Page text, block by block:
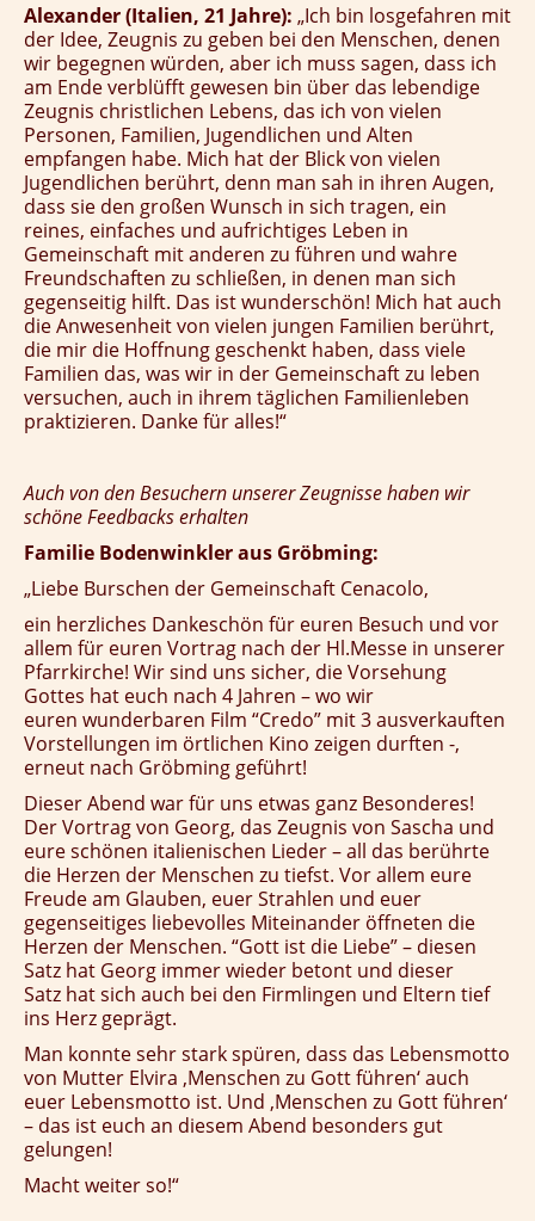
Alexander (Italien, 21 Jahre): „Ich bin losgefahren mit
der Idee, Zeugnis zu geben bei den Menschen, denen
wir begegnen würden, aber ich muss sagen, dass ich
am Ende verblüfft gewesen bin über das lebendige
Zeugnis christlichen Lebens, das ich von vielen
Personen, Familien, Jugendlichen und Alten
empfangen habe. Mich hat der Blick von vielen
Jugendlichen berührt, denn man sah in ihren Augen,
dass sie den großen Wunsch in sich tragen, ein
reines, einfaches und aufrichtiges Leben in
Gemeinschaft mit anderen zu führen und wahre
Freundschaften zu schließen, in denen man sich
gegenseitig hilft. Das ist wunderschön! Mich hat auch
die Anwesenheit von vielen jungen Familien berührt,
die mir die Hoffnung geschenkt haben, dass viele
Familien das, was wir in der Gemeinschaft zu leben
versuchen, auch in ihrem täglichen Familienleben
praktizieren. Danke für alles!“
Auch von den Besuchern unserer Zeugnisse haben wir
schöne Feedbacks erhalten
Familie Bodenwinkler aus Gröbming:
„Liebe Burschen der Gemeinschaft Cenacolo,
ein herzliches Dankeschön für euren Besuch und vor
allem für euren Vortrag nach der Hl.Messe in unserer
Pfarrkirche! Wir sind uns sicher, die Vorsehung
Gottes hat euch nach 4 Jahren – wo wir
euren wunderbaren Film “Credo” mit 3 ausverkauften
Vorstellungen im örtlichen Kino zeigen durften -,
erneut nach Gröbming geführt!
Dieser Abend war für uns etwas ganz Besonderes!
Der Vortrag von Georg, das Zeugnis von Sascha und
eure schönen italienischen Lieder – all das berührte
die Herzen der Menschen zu tiefst. Vor allem eure
Freude am Glauben, euer Strahlen und euer
gegenseitiges liebevolles Miteinander öffneten die
Herzen der Menschen. “Gott ist die Liebe” – diesen
Satz hat Georg immer wieder betont und dieser
Satz hat sich auch bei den Firmlingen und Eltern tief
ins Herz geprägt.
Man konnte sehr stark spüren, dass das Lebensmotto
von Mutter Elvira ‚Menschen zu Gott führen‘ auch
euer Lebensmotto ist. Und ‚Menschen zu Gott führen‘
– das ist euch an diesem Abend besonders gut
gelungen!
Macht weiter so!“